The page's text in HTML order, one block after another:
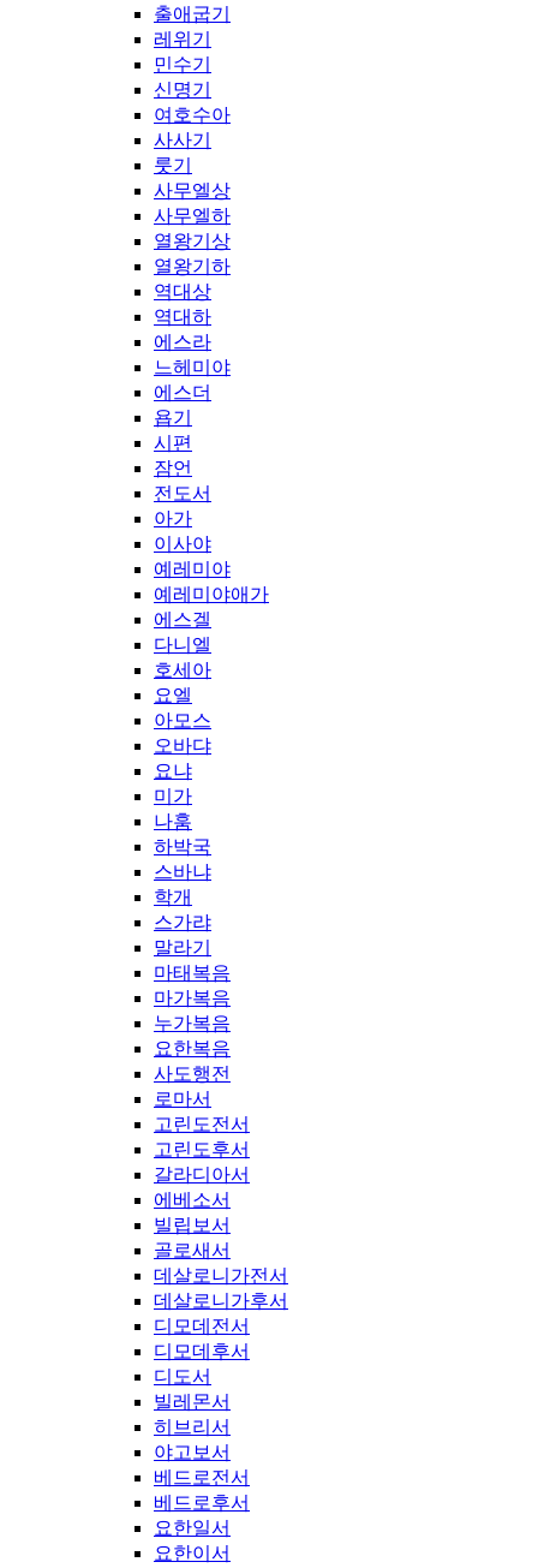
출애굽기
레위기
민수기
신명기
여호수아
사사기
룻기
사무엘상
사무엘하
열왕기상
열왕기하
역대상
역대하
에스라
느헤미야
에스더
욥기
시편
잠언
전도서
아가
이사야
예레미야
예레미야애가
에스겔
다니엘
호세아
요엘
아모스
오바댜
요냐
미가
나훔
하박국
스바냐
학개
스가랴
말라기
마태복음
마가복음
누가복음
요한복음
사도행전
로마서
고린도전서
고린도후서
갈라디아서
에베소서
빌립보서
골로새서
데살로니가전서
데살로니가후서
디모데전서
디모데후서
디도서
빌레몬서
히브리서
야고보서
베드로전서
베드로후서
요한일서
요한이서